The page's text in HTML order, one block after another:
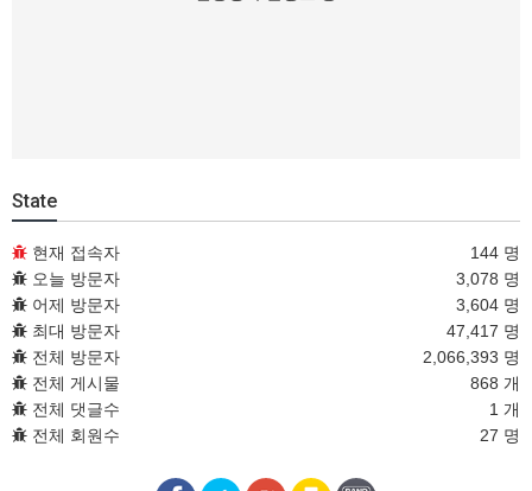
State
현재 접속자
144 명
오늘 방문자
3,078 명
어제 방문자
3,604 명
최대 방문자
47,417 명
전체 방문자
2,066,393 명
전체 게시물
868 개
전체 댓글수
1 개
전체 회원수
27 명